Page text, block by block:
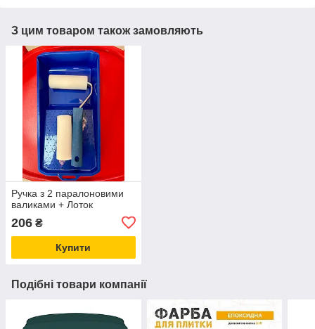
З цим товаром також замовляють
Ручка з 2 паралоновими
валиками + Лоток
206 ₴
Купити
Подібні товари компанії